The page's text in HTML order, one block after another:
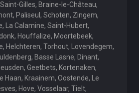
Gilles, Braine-le-Château,
Paliseul, Schoten, Zingem,
La Calamine, Saint-Hubert,
Houffalize, Moortebeek,
Helchteren, Torhout, Lovendegem,
Basse Lasne, Dinant,
Geetbets, Kortenaken,
Haan, Kraainem, Oostende, Le
Hove, Vosselaar, Tielt,